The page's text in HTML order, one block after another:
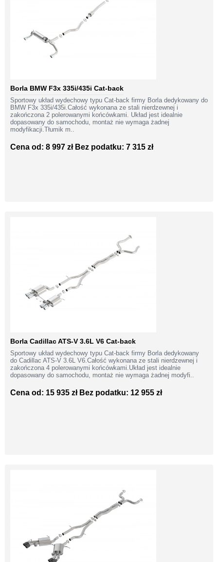
Borla BMW F3x 335i/435i Cat-back
Sportowy układ wydechowy typu Cat-back firmy Borla dedykowany do
BMW F3x 335i/435i.Całość wykonana ze stali nierdzewnej i
zakończona 2 polerowanymi końcówkami. Układ jest idealnie
dopasowany do samochodu, montaż nie wymaga żadnej
modyfikacji.Tłumik m..
Cena od: 8 997 zł Bez podatku: 7 315 zł
Borla Cadillac ATS-V 3.6L V6 Cat-back
Sportowy układ wydechowy typu Cat-back firmy Borla dedykowany
do Cadillac ATS-V 3.6L V6.Całość wykonana ze stali nierdzewnej i
zakończona 4 polerowanymi końcówkami.Układ jest idealnie
dopasowany do samochodu, montaż nie wymaga żadnej modyfi..
Cena od: 15 935 zł Bez podatku: 12 955 zł